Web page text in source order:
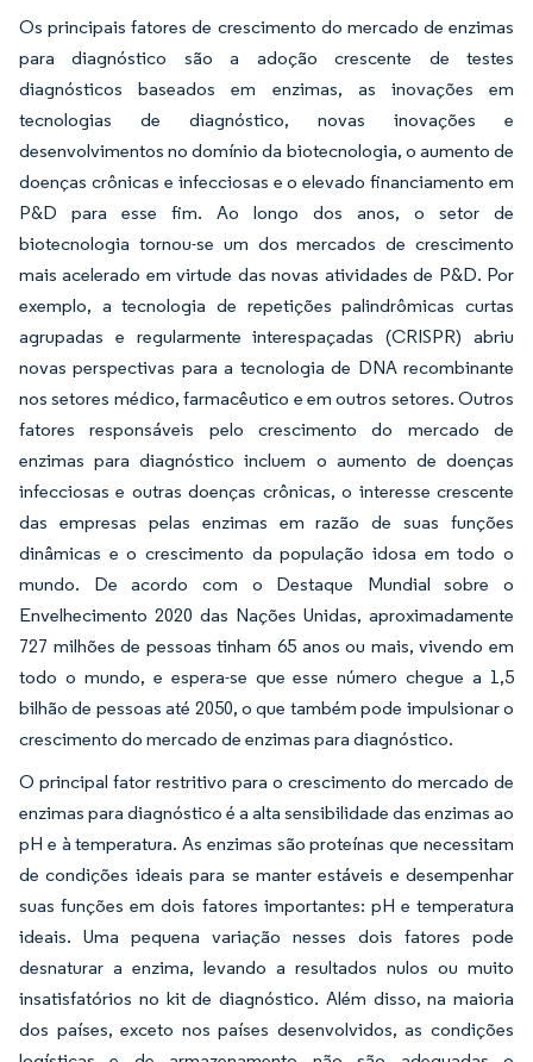
Os principais fatores de crescimento do mercado de enzimas
para diagnóstico são a adoção crescente de testes
diagnósticos baseados em enzimas, as inovações em
tecnologias de diagnóstico, novas inovações e
desenvolvimentos no domínio da biotecnologia, o aumento de
doenças crônicas e infecciosas e o elevado financiamento em
P&D para esse fim. Ao longo dos anos, o setor de
biotecnologia tornou-se um dos mercados de crescimento
mais acelerado em virtude das novas atividades de P&D. Por
exemplo, a tecnologia de repetições palindrômicas curtas
agrupadas e regularmente interespaçadas (CRISPR) abriu
novas perspectivas para a tecnologia de DNA recombinante
nos setores médico, farmacêutico e em outros setores. Outros
fatores responsáveis pelo crescimento do mercado de
enzimas para diagnóstico incluem o aumento de doenças
infecciosas e outras doenças crônicas, o interesse crescente
das empresas pelas enzimas em razão de suas funções
dinâmicas e o crescimento da população idosa em todo o
mundo. De acordo com o Destaque Mundial sobre o
Envelhecimento 2020 das Nações Unidas, aproximadamente
727 milhões de pessoas tinham 65 anos ou mais, vivendo em
todo o mundo, e espera-se que esse número chegue a 1,5
bilhão de pessoas até 2050, o que também pode impulsionar o
crescimento do mercado de enzimas para diagnóstico.
O principal fator restritivo para o crescimento do mercado de
enzimas para diagnóstico é a alta sensibilidade das enzimas ao
pH e à temperatura. As enzimas são proteínas que necessitam
de condições ideais para se manter estáveis e desempenhar
suas funções em dois fatores importantes: pH e temperatura
ideais. Uma pequena variação nesses dois fatores pode
desnaturar a enzima, levando a resultados nulos ou muito
insatisfatórios no kit de diagnóstico. Além disso, na maioria
dos países, exceto nos países desenvolvidos, as condições